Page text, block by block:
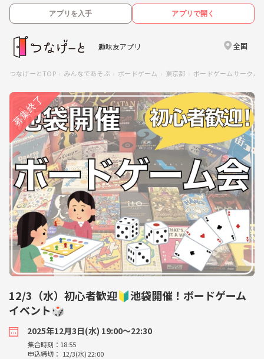
アプリを入手 アプリで開く
趣味友アプリ 全国
つなげーとTOP みんなであそぶ ボードゲーム 東京都 ボードゲームサークル
12/3（水）初心者歓迎🔰池袋開催！ボードゲーム
イベント🎲
2025年12月3日(水) 19:00〜22:30
集合時刻：18:55
申込締切： 12/3(水) 22:00